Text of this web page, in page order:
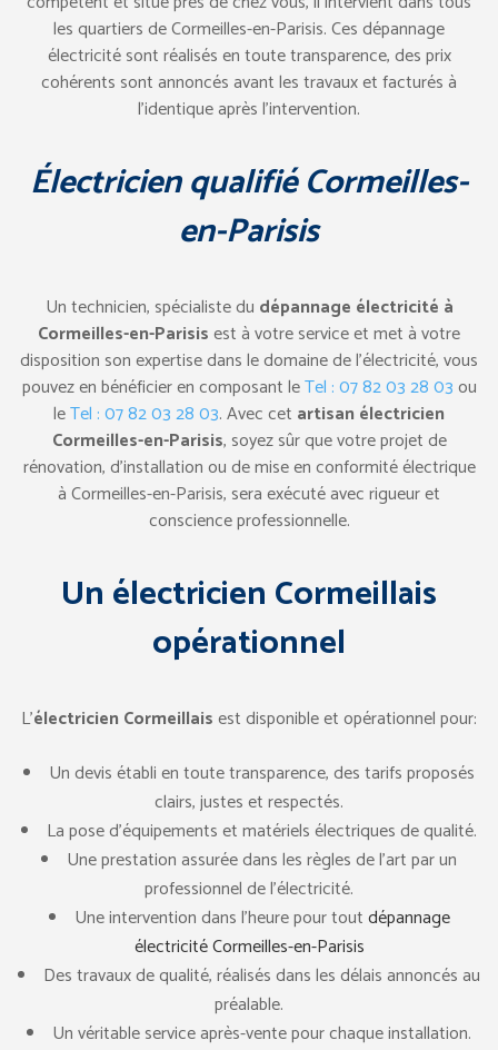
les quartiers de Cormeilles-en-Parisis. Ces dépannage
électricité sont réalisés en toute transparence, des prix
cohérents sont annoncés avant les travaux et facturés à
l’identique après l’intervention.
Électricien qualifié Cormeilles-
en-Parisis
Un technicien, spécialiste du dépannage électricité à
Cormeilles-en-Parisisest à votre service et met à votre
disposition son expertise dans le domaine de l’électricité, vous
pouvez en bénéficier en composant leTel : 07 82 03 28 03ou
leTel : 07 82 03 28 03. Avec cet artisan électricien
Cormeilles-en-Parisis, soyez sûr que votre projet de
rénovation, d’installation ou de mise en conformité électrique
à Cormeilles-en-Parisis, sera exécuté avec rigueur et
conscience professionnelle.
Un électricien Cormeillais
opérationnel
L’électricien Cormeillaisest disponible et opérationnel pour:
Un devis établi en toute transparence, des tarifs proposés
clairs, justes et respectés.
La pose d’équipements et matériels électriques de qualité.
Une prestation assurée dans les règles de l’art par un
professionnel de l’électricité.
Une intervention dans l’heure pour toutdépannage
électricité Cormeilles-en-Parisis
Des travaux de qualité, réalisés dans les délais annoncés au
préalable.
Un véritable service après-vente pour chaque installation.